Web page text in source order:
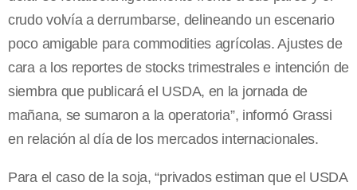
crudo volvía a derrumbarse, delineando un escenario
poco amigable para commodities agrícolas. Ajustes de
cara a los reportes de stocks trimestrales e intención de
siembra que publicará el USDA, en la jornada de
mañana, se sumaron a la operatoria”, informó Grassi
en relación al día de los mercados internacionales.
Para el caso de la soja, “privados estiman que el USDA